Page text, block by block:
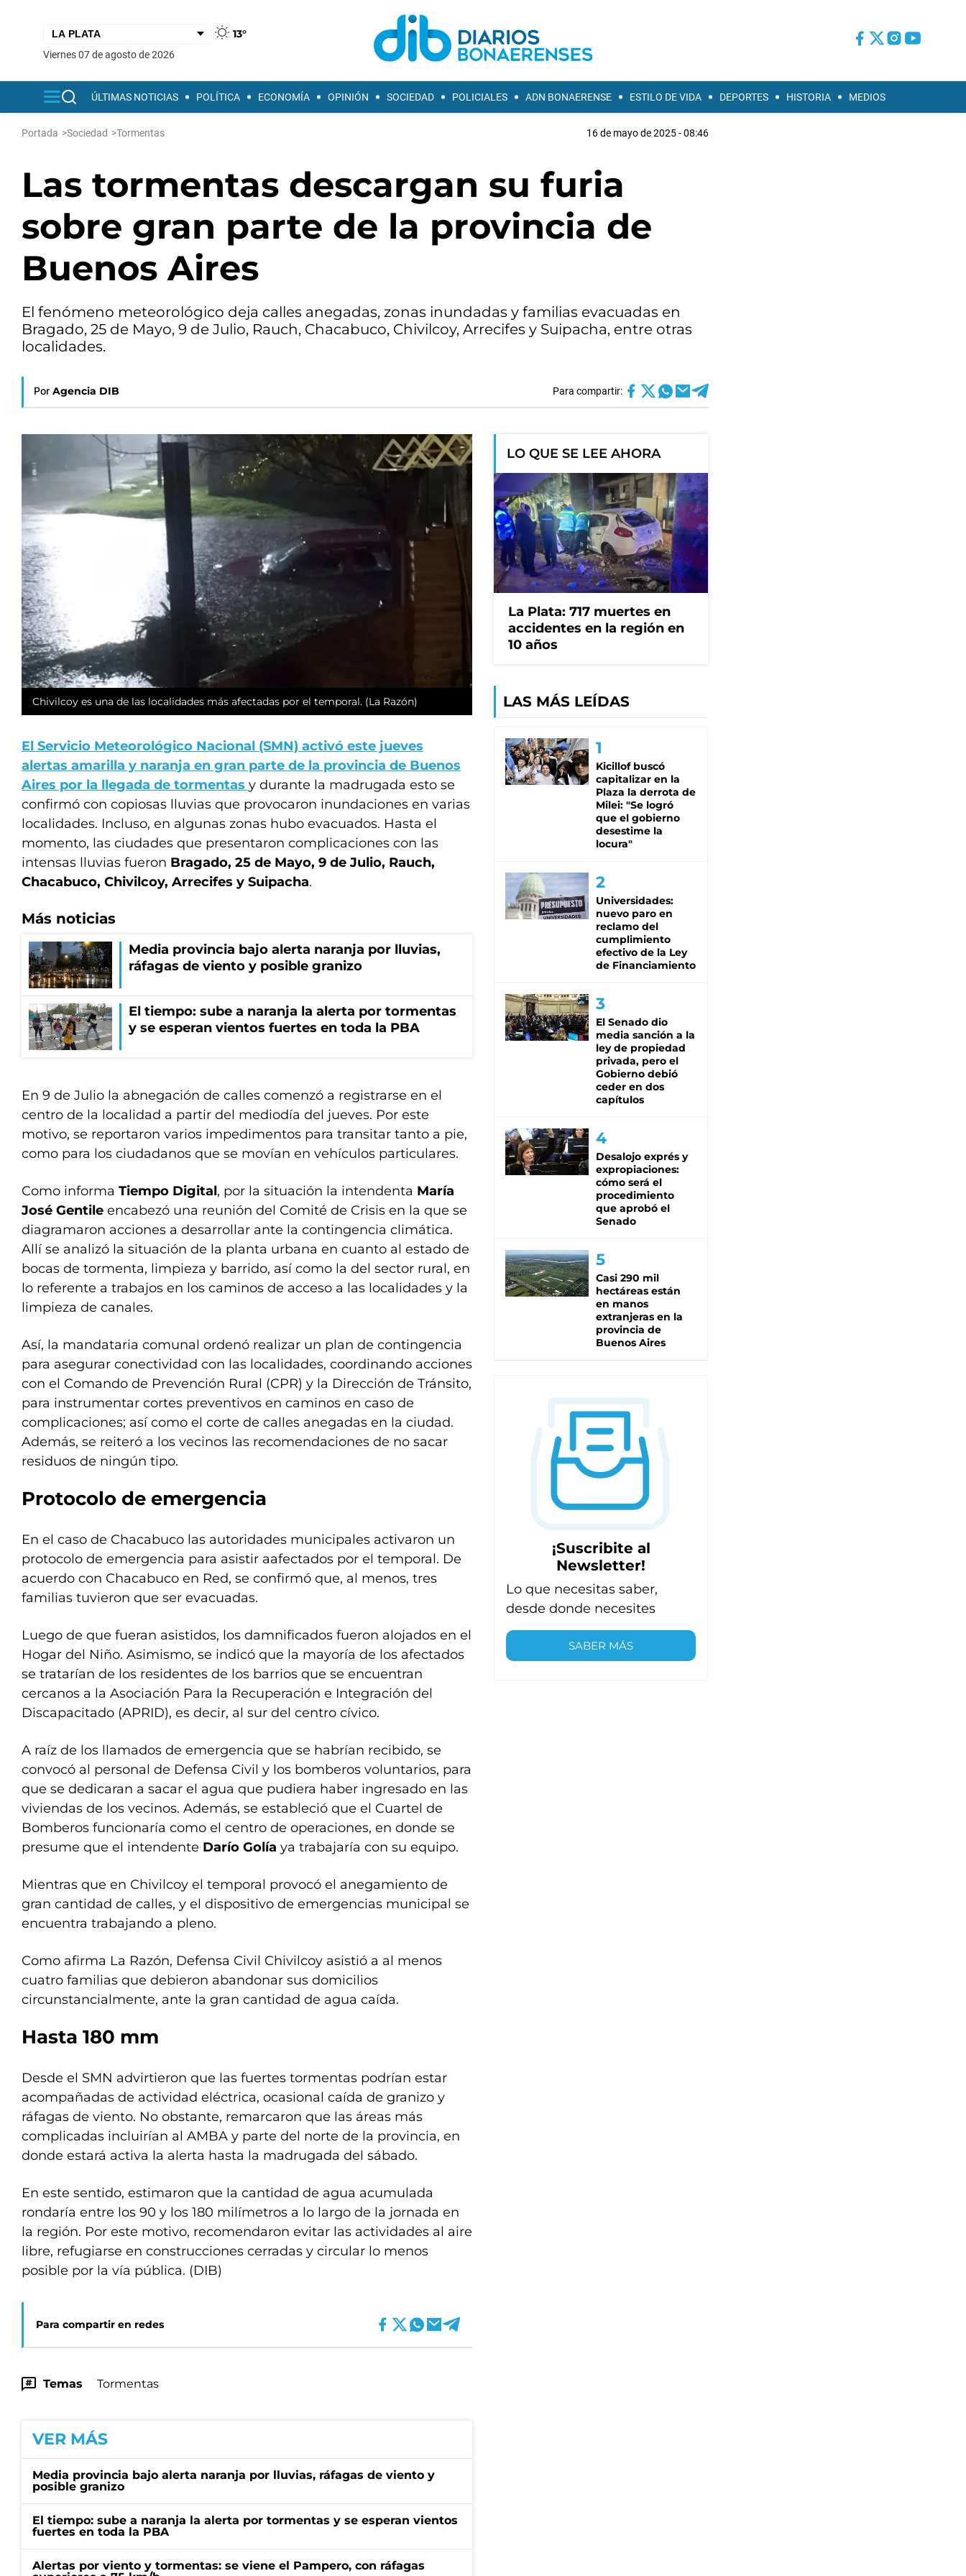
13°
viernes 07 de agosto de 2026
ÚLTIMAS NOTICIAS POLÍTICA ECONOMÍA OPINIÓN SOCIEDAD POLICIALES ADN BONAERENSE ESTILO DE VIDA DEPORTES HISTORIA MEDIOS
Portada >Sociedad >Tormentas 16 de mayo de 2025 - 08:46
Las tormentas descargan su furia
sobre gran parte de la provincia de
Buenos Aires
El fenómeno meteorológico deja calles anegadas, zonas inundadas y familias evacuadas en
Bragado, 25 de Mayo, 9 de Julio, Rauch, Chacabuco, Chivilcoy, Arrecifes y Suipacha, entre otras
localidades.
Por Agencia DIB Para compartir:
Chivilcoy es una de las localidades más afectadas por el temporal. (La Razón)
El Servicio Meteorológico Nacional (SMN) activó este jueves
alertas amarilla y naranja en gran parte de la provincia de Buenos
Aires por la llegada de tormentas y durante la madrugada esto se
confirmó con copiosas lluvias que provocaron inundaciones en varias
localidades. Incluso, en algunas zonas hubo evacuados. Hasta el
momento, las ciudades que presentaron complicaciones con las
intensas lluvias fueron Bragado, 25 de Mayo, 9 de Julio, Rauch,
Chacabuco, Chivilcoy, Arrecifes y Suipacha.
Más noticias
Media provincia bajo alerta naranja por lluvias,
ráfagas de viento y posible granizo
El tiempo: sube a naranja la alerta por tormentas
y se esperan vientos fuertes en toda la PBA
En 9 de Julio la abnegación de calles comenzó a registrarse en el
centro de la localidad a partir del mediodía del jueves. Por este
motivo, se reportaron varios impedimentos para transitar tanto a pie,
como para los ciudadanos que se movían en vehículos particulares.
Como informa Tiempo Digital, por la situación la intendenta María
José Gentile encabezó una reunión del Comité de Crisis en la que se
diagramaron acciones a desarrollar ante la contingencia climática.
Allí se analizó la situación de la planta urbana en cuanto al estado de
bocas de tormenta, limpieza y barrido, así como la del sector rural, en
lo referente a trabajos en los caminos de acceso a las localidades y la
limpieza de canales.
Así, la mandataria comunal ordenó realizar un plan de contingencia
para asegurar conectividad con las localidades, coordinando acciones
con el Comando de Prevención Rural (CPR) y la Dirección de Tránsito,
para instrumentar cortes preventivos en caminos en caso de
complicaciones; así como el corte de calles anegadas en la ciudad.
Además, se reiteró a los vecinos las recomendaciones de no sacar
residuos de ningún tipo.
Protocolo de emergencia
En el caso de Chacabuco las autoridades municipales activaron un
protocolo de emergencia para asistir aafectados por el temporal. De
acuerdo con Chacabuco en Red, se confirmó que, al menos, tres
familias tuvieron que ser evacuadas.
Luego de que fueran asistidos, los damnificados fueron alojados en el
Hogar del Niño. Asimismo, se indicó que la mayoría de los afectados
se tratarían de los residentes de los barrios que se encuentran
cercanos a la Asociación Para la Recuperación e Integración del
Discapacitado (APRID), es decir, al sur del centro cívico.
A raíz de los llamados de emergencia que se habrían recibido, se
convocó al personal de Defensa Civil y los bomberos voluntarios, para
que se dedicaran a sacar el agua que pudiera haber ingresado en las
viviendas de los vecinos. Además, se estableció que el Cuartel de
Bomberos funcionaría como el centro de operaciones, en donde se
presume que el intendente Darío Golía ya trabajaría con su equipo.
Mientras que en Chivilcoy el temporal provocó el anegamiento de
gran cantidad de calles, y el dispositivo de emergencias municipal se
encuentra trabajando a pleno.
Como afirma La Razón, Defensa Civil Chivilcoy asistió a al menos
cuatro familias que debieron abandonar sus domicilios
circunstancialmente, ante la gran cantidad de agua caída.
Hasta 180 mm
Desde el SMN advirtieron que las fuertes tormentas podrían estar
acompañadas de actividad eléctrica, ocasional caída de granizo y
ráfagas de viento. No obstante, remarcaron que las áreas más
complicadas incluirían al AMBA y parte del norte de la provincia, en
donde estará activa la alerta hasta la madrugada del sábado.
En este sentido, estimaron que la cantidad de agua acumulada
rondaría entre los 90 y los 180 milímetros a lo largo de la jornada en
la región. Por este motivo, recomendaron evitar las actividades al aire
libre, refugiarse en construcciones cerradas y circular lo menos
posible por la vía pública. (DIB)
Para compartir en redes
Temas Tormentas
VER MÁS
Media provincia bajo alerta naranja por lluvias, ráfagas de viento y
posible granizo
El tiempo: sube a naranja la alerta por tormentas y se esperan vientos
fuertes en toda la PBA
Alertas por viento y tormentas: se viene el Pampero, con ráfagas
LO QUE SE LEE AHORA
La Plata: 717 muertes en
accidentes en la región en
10 años
LAS MÁS LEÍDAS
Kicillof buscó
capitalizar en la
Plaza la derrota de
Milei: "Se logró
que el gobierno
desestime la
locura"
Universidades:
nuevo paro en
reclamo del
cumplimiento
efectivo de la Ley
de Financiamiento
El Senado dio
media sanción a la
ley de propiedad
privada, pero el
Gobierno debió
ceder en dos
capítulos
Desalojo exprés y
expropiaciones:
cómo será el
procedimiento
que aprobó el
Senado
Casi 290 mil
hectáreas están
en manos
extranjeras en la
provincia de
Buenos Aires
¡Suscribite al
Newsletter!
Lo que necesitas saber,
desde donde necesites
SABER MÁS